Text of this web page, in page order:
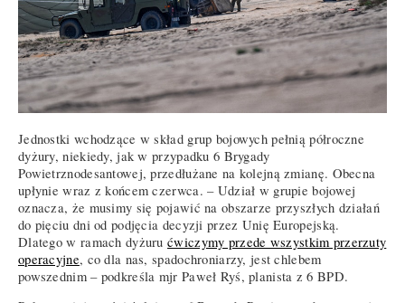
Jednostki wchodzące w skład grup bojowych pełnią półroczne
dyżury, niekiedy, jak w przypadku 6 Brygady
Powietrznodesantowej, przedłużane na kolejną zmianę. Obecna
upłynie wraz z końcem czerwca. – Udział w grupie bojowej
oznacza, że musimy się pojawić na obszarze przyszłych działań
do pięciu dni od podjęcia decyzji przez Unię Europejską.
Dlatego w ramach dyżurućwiczymy przede wszystkim przerzuty
operacyjne, co dla nas, spadochroniarzy, jest chlebem
powszednim – podkreśla mjr Paweł Ryś, planista z 6 BPD.